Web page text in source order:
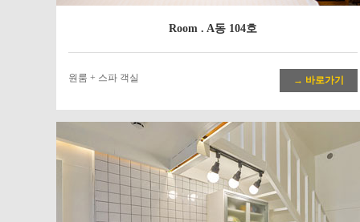
Room . A동 104호
원룸 + 스파 객실 → 바로가기